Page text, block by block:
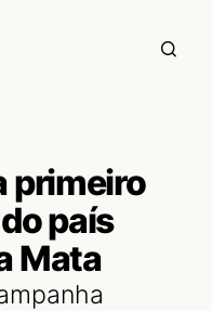
primeiro
país
Mata